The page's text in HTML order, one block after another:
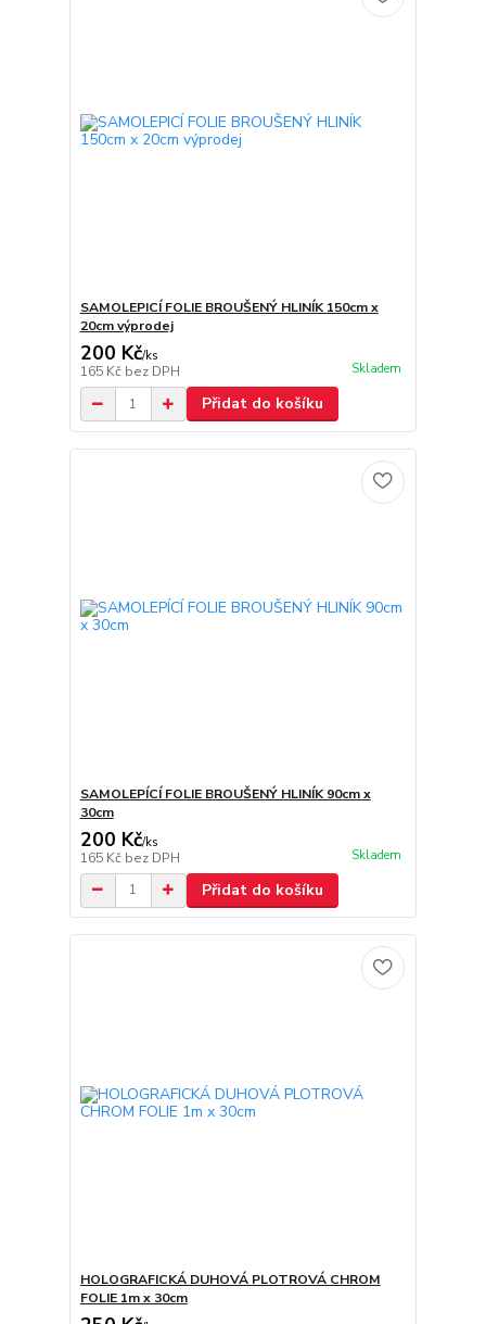
SAMOLEPICÍ FOLIE BROUŠENÝ HLINÍK 150cm x
20cm výprodej
200 Kč/ks
165 Kč bez DPH Skladem
Přidat do košíku
SAMOLEPÍCÍ FOLIE BROUŠENÝ HLINÍK 90cm x
30cm
200 Kč/ks
165 Kč bez DPH Skladem
Přidat do košíku
HOLOGRAFICKÁ DUHOVÁ PLOTROVÁ CHROM
FOLIE 1m x 30cm